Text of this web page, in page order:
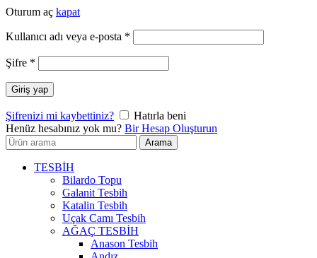
Oturum aç kapat
Kullanıcı adı veya e-posta *
Şifre *
Giriş yap
Şifrenizi mi kaybettiniz?
Hatırla beni
Henüz hesabınız yok mu? Bir Hesap Oluşturun
Arayın:
Arama
TESBİH
Bilardo Topu
Galanit Tesbih
Katalin Tesbih
Uçak Camı Tesbih
AĞAÇ TESBİH
Anason Tesbih